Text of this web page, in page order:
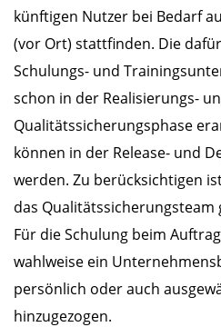
künftigen Nutzer bei Bedarf
(vor Ort) stattfinden. Die
Schulungs- und
schon in der Realisierungs-
Qualitätssicherungsphase
können in der Release- und
werden. Zu berücksichtigen
das
Für die Schulung beim
wahlweise ein
persönlich oder auch
hinzugezogen.